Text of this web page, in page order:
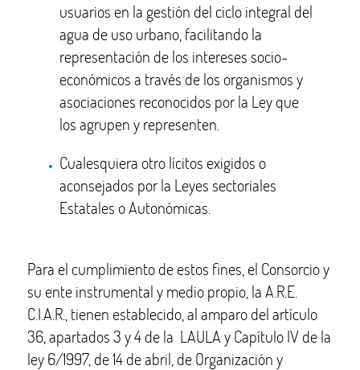
usuarios en la gestión del ciclo integral del
agua de uso urbano, facilitando la
representación de los intereses socio-
económicos a través de los organismos y
asociaciones reconocidos por la Ley que
los agrupen y representen.
Cualesquiera otro lícitos exigidos o
aconsejados por la Leyes sectoriales
Estatales o Autonómicas.
Para el cumplimiento de estos fines, el Consorcio y
su ente instrumental y medio propio, la A.R.E.
C.I.A.R., tienen establecido, al amparo del artículo
36, apartados 3 y 4 de la LAULA y Capítulo IV de la
ley 6/1997, de 14 de abril, de Organización y